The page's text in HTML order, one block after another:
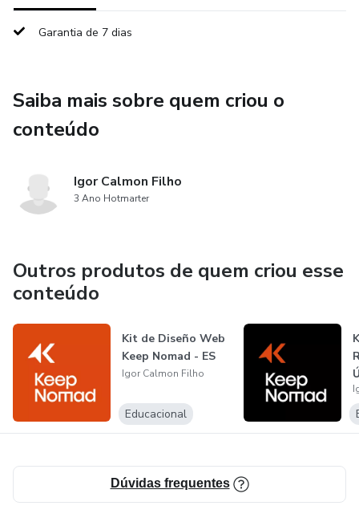
Garantia de 7 dias
Saiba mais sobre quem criou o
conteúdo
Igor Calmon Filho
3 Ano Hotmarter
Outros produtos de quem criou esse
conteúdo
Kit de Diseño Web
Keep Nomad - ES
Igor Calmon Filho
Educacional
Dúvidas frequentes